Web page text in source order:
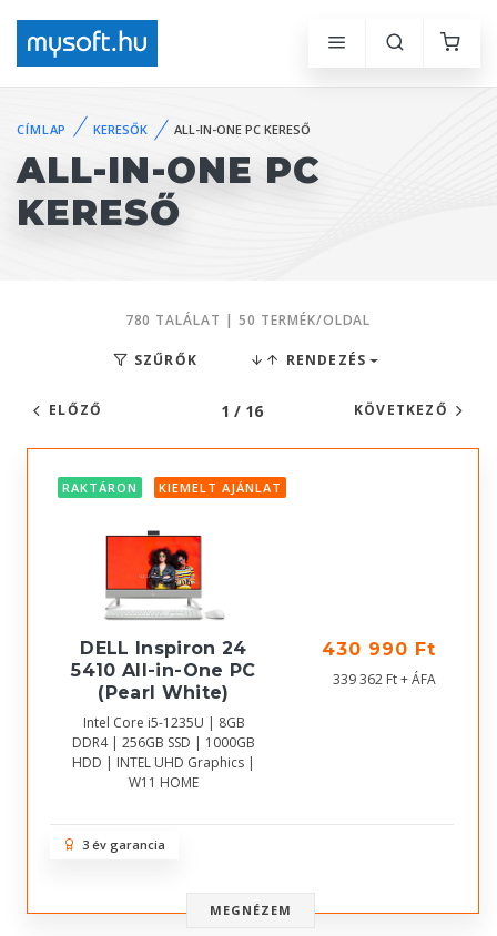
CÍMLAP KERESŐK ALL-IN-ONE PC KERESŐ
ALL-IN-ONE PC
KERESŐ
780 TALÁLAT | 50 TERMÉK/OLDAL
SZŰRŐK RENDEZÉS
ELŐZŐ 1 / 16 KÖVETKEZŐ
RAKTÁRON KIEMELT AJÁNLAT
DELL Inspiron 24
5410 All-in-One PC
(Pearl White)
Intel Core i5-1235U | 8GB
DDR4 | 256GB SSD | 1000GB
HDD | INTEL UHD Graphics |
W11 HOME
430 990 Ft
339 362 Ft + ÁFA
3 év garancia
MEGNÉZEM